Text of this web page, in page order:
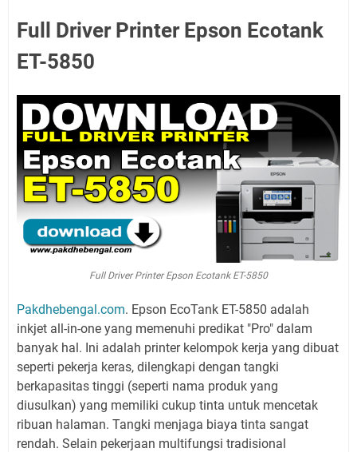
Full Driver Printer Epson Ecotank
ET-5850
Full Driver Printer Epson Ecotank ET-5850
Pakdhebengal.com. Epson EcoTank ET-5850 adalah
inkjet all-in-one yang memenuhi predikat "Pro" dalam
banyak hal. Ini adalah printer kelompok kerja yang dibuat
seperti pekerja keras, dilengkapi dengan tangki
berkapasitas tinggi (seperti nama produk yang
diusulkan) yang memiliki cukup tinta untuk mencetak
ribuan halaman. Tangki menjaga biaya tinta sangat
rendah. Selain pekerjaan multifungsi tradisional